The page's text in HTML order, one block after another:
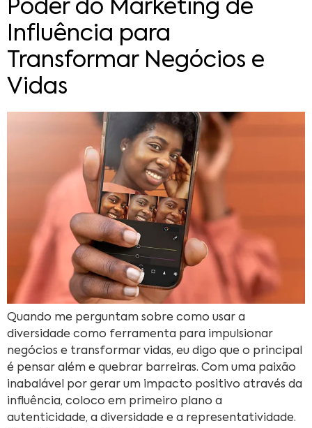
Poder do Marketing de
Influência para
Transformar Negócios e
Vidas
Quando me perguntam sobre como usar a
diversidade como ferramenta para impulsionar
negócios e transformar vidas, eu digo que o principal
é pensar além e quebrar barreiras. Com uma paixão
inabalável por gerar um impacto positivo através da
influência, coloco em primeiro plano a
autenticidade, a diversidade e a representatividade.